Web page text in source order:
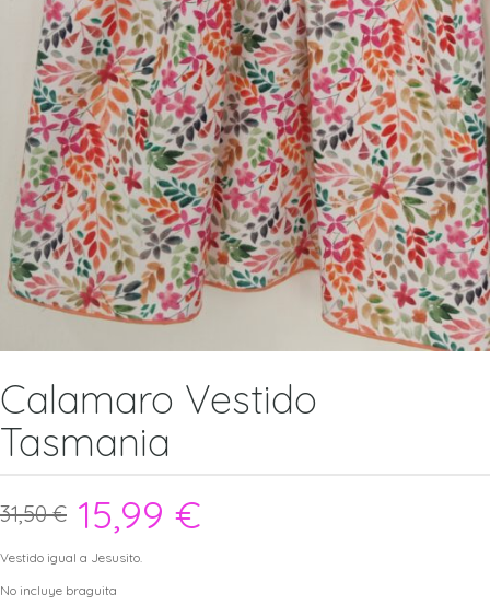
Calamaro Vestido
Tasmania
31,50€ 15,99 €
Vestido igual a Jesusito.
No incluye braguita